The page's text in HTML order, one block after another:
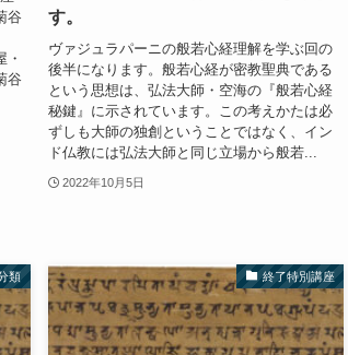
谷
谷
す。
ヴァジュラパーニの般若心経理解を学ぶ回の
後半になります。般若心経が密教聖典である
という思想は、弘法大師・空海の『般若心経
秘鍵』に示されています。この考えかたは必
ずしも大師の独創ということではなく、イン
ド仏教には弘法大師と同じ立場から般若...
2022年10月5日
類 終了特別講座